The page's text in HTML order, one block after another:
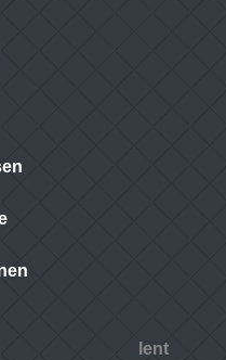
lent